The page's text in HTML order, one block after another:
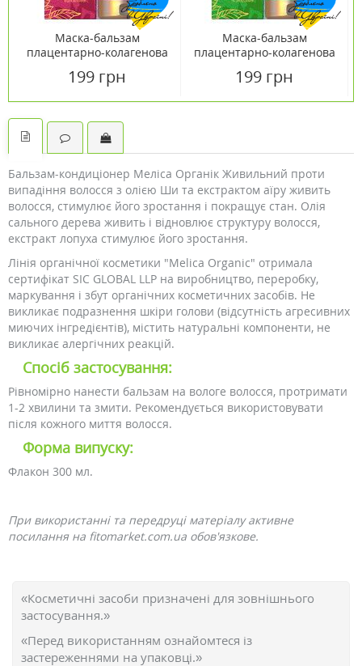
Маска-бальзам
плацентарно-колагенова
Біоголд з біо-золотом і
199 грн
Маска-бальзам
плацентарно-колагенова
Біоголд з біо-золотом і
199 грн
Бальзам-кондиціонер Меліса Органік Живильний проти
випадіння волосся з олією Ши та екстрактом аїру живить
волосся, стимулює його зростання і покращує стан. Олія
сального дерева живить і відновлює структуру волосся,
екстракт лопуха стимулює його зростання.
Лінія органічної косметики "Melica Organic" отримала
сертифікат SIC GLOBAL LLP на виробництво, переробку,
маркування і збут органічних косметичних засобів. Не
викликає подразнення шкіри голови (відсутність агресивних
миючих інгредієнтів), містить натуральні компоненти, не
викликає алергічних реакцій.
Спосіб застосування:
Рівномірно нанести бальзам на вологе волосся, протримати
1-2 хвилини та змити. Рекомендується використовувати
після кожного миття волосся.
Форма випуску:
Флакон 300 мл.
При використанні та передруці матеріалу активне
посилання на fitomarket.com.ua обов'язкове.
«Косметичні засоби призначені для зовнішнього
застосування.»
«Перед використанням ознайомтеся із
застереженнями на упаковці.»